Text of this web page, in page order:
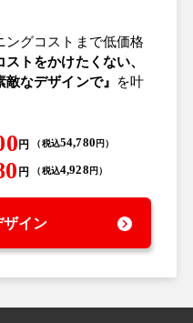
グコストまで低価格
ストをかけたくない、
なデザインで』 を叶
円 （税込54,780 円）
円 （税込4,928 円）
ザイン